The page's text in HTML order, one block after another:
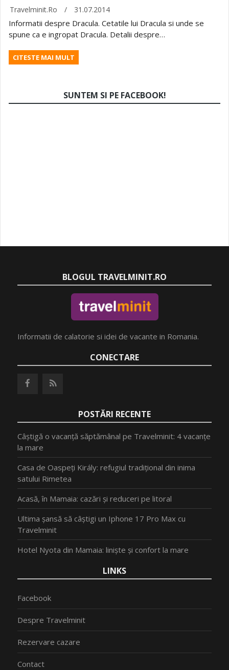
Travelminit.ro / 31.07.2014
Informatii despre Dracula. Cetatile lui Dracula si unde se
spune ca e ingropat Dracula. Detalii despre…
CITESTE MAI MULT
SUNTEM SI PE FACEBOOK!
BLOGUL TRAVELMINIT.RO
Informatii de calatorie si idei de vacante in Romania.
CONECTARE
POSTĂRI RECENTE
Câștigă o vacanță săptămânal pe Travelminit: 4 vacanțe
la mare
Casa de Oaspeți Király: refugiul tradițional din inima
satului Rimetea
Acasă, în Mamaia: cazări și reduceri pe litoral
Ultima șansă să câștigi un Iphone 17 Pro Max cu
Travelminit
Hotel Nyota din Mamaia: liniște și confort la mare
LINKS
Facebook
Despre Travelminit
Rezervare cazare
Contact